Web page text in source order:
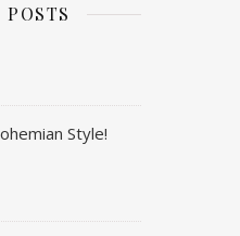
POSTS
Style!